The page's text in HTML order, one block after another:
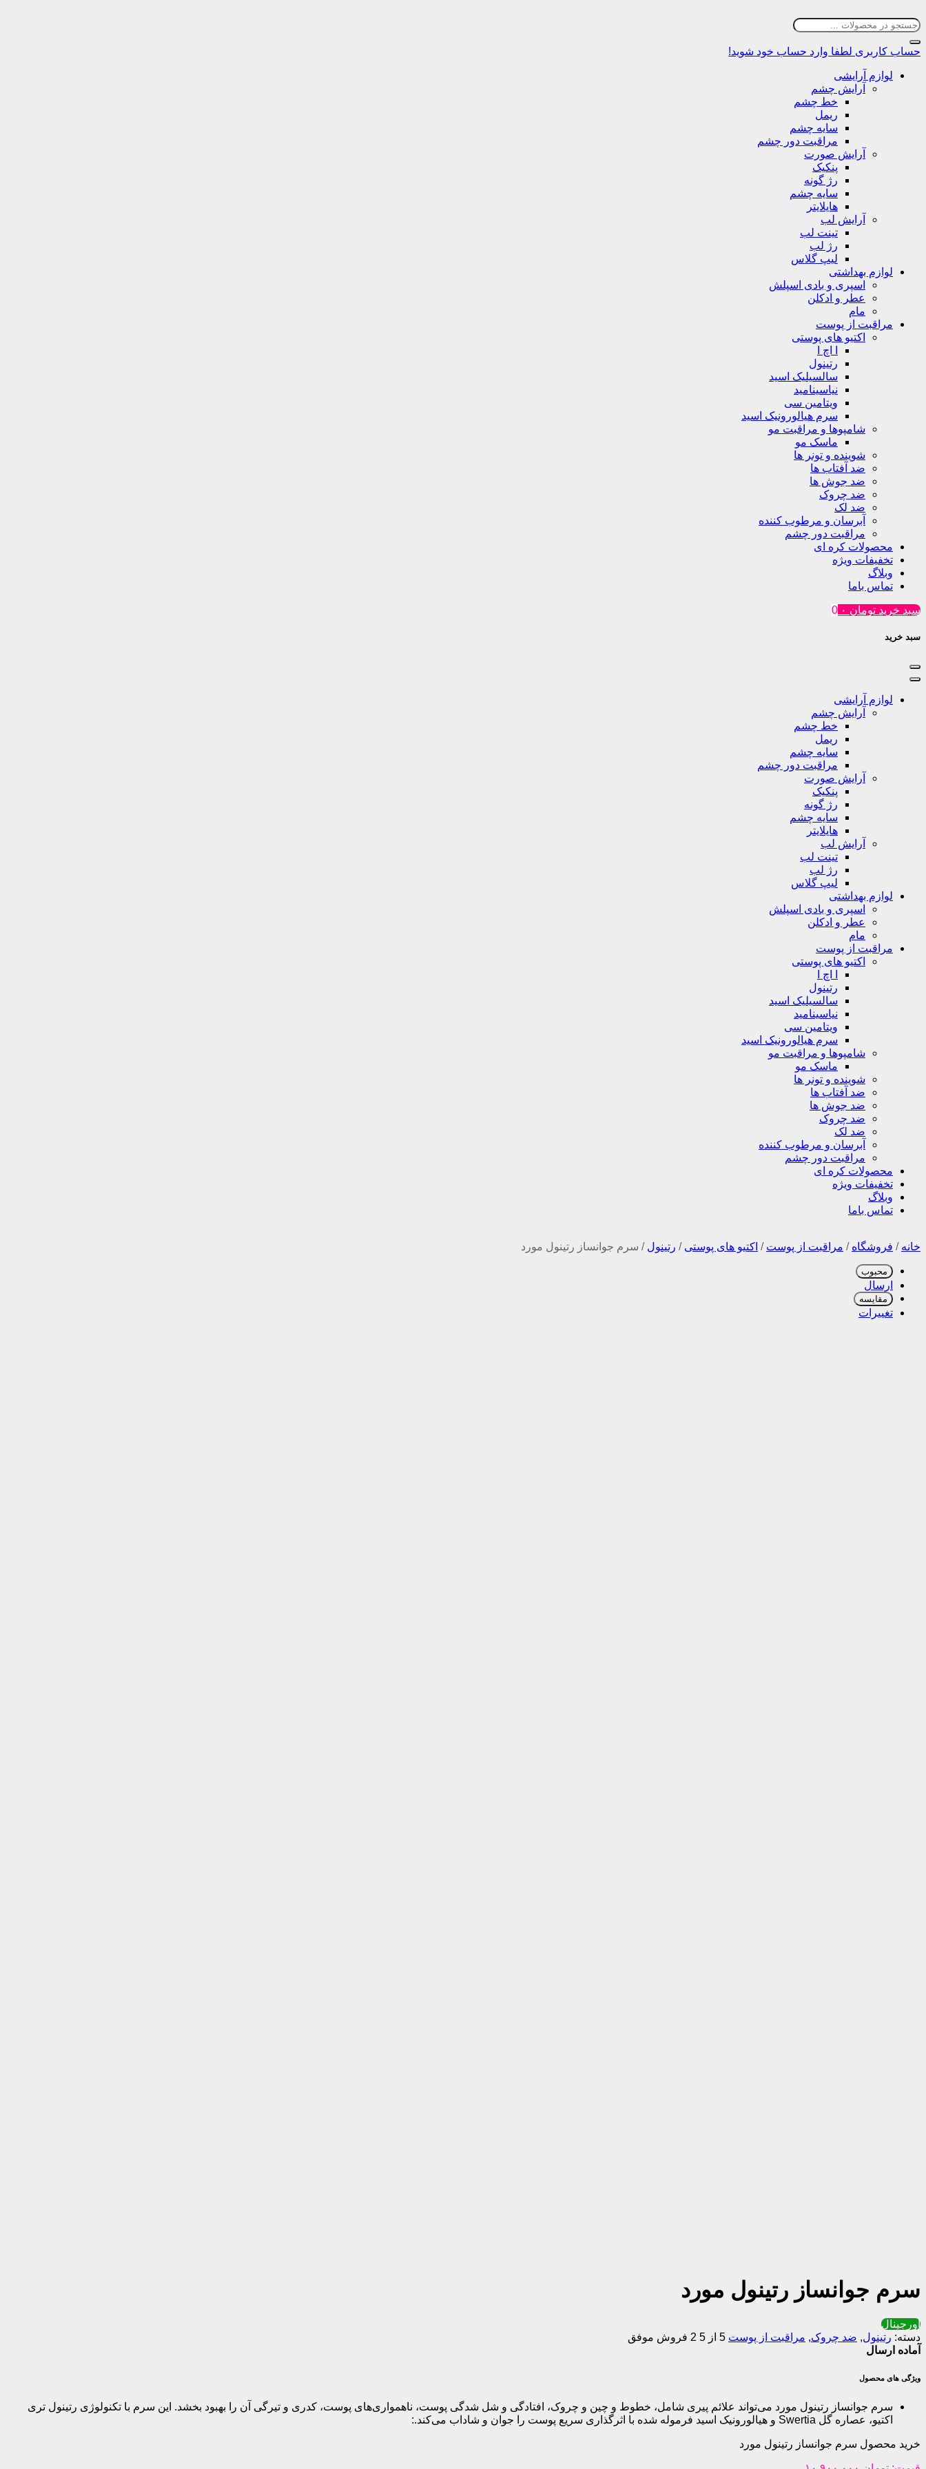
حساب کاربری لطفا وارد حساب خود شوید!
لوازم آرایشی
آرایش چشم
خط چشم
ریمل
سایه چشم
مراقبت دور چشم
آرایش صورت
پنکیک
رژ گونه
سایه چشم
هایلایتر
آرایش لب
تینت لب
رژ لب
لیپ گلاس
لوازم بهداشتی
اسپری و بادی اسپلش
عطر و ادکلن
مام
مراقبت از پوست
اکتیو های پوستی
ا اچ ا
رتینول
سالسیلیک اسید
نیاسینامید
ویتامین سی
سرم هیالورونیک اسید
شامپوها و مراقبت مو
ماسک مو
شوینده و تونر ها
ضد آفتاب ها
ضد جوش ها
ضد چروک
ضد لک
آبرسان و مرطوب کننده
مراقبت دور چشم
محصولات کره ای
تخفیفات ویژه
وبلاگ
تماس باما
سبد خرید تومان 0
سبد خرید
لوازم آرایشی
آرایش چشم
خط چشم
ریمل
سایه چشم
مراقبت دور چشم
آرایش صورت
پنکیک
رژ گونه
سایه چشم
هایلایتر
آرایش لب
تینت لب
رژ لب
لیپ گلاس
لوازم بهداشتی
اسپری و بادی اسپلش
عطر و ادکلن
مام
مراقبت از پوست
اکتیو های پوستی
ا اچ ا
رتینول
سالسیلیک اسید
نیاسینامید
ویتامین سی
سرم هیالورونیک اسید
شامپوها و مراقبت مو
ماسک مو
شوینده و تونر ها
ضد آفتاب ها
ضد جوش ها
ضد چروک
ضد لک
آبرسان و مرطوب کننده
مراقبت دور چشم
محصولات کره ای
تخفیفات ویژه
وبلاگ
تماس باما
خانه / فروشگاه / مراقبت از پوست / اکتیو های پوستی / رتینول / سرم جوانساز رتینول مورد
محبوب
ارسال
مقایسه
تغییرات
سرم جوانساز رتینول مورد
اورجینال
دسته: رتینول, ضد چروک, مراقبت از پوست 5 از 5
2 فروش موفق
آماده ارسال
ویژگی های محصول
سرم جوانساز رتینول مورد می‌تواند علائم پیری شامل، خطوط و چین و چروک، افتادگی و شل شدگی پوست، ناهمواری‌های پوست، کدری و تیرگی آن را بهبود ‌بخشد. این سرم با تکنولوژی رتینول تری
اکتیو، عصاره گل Swertia و هیالورونیک اسید فرموله شده با اثرگذاری سریع پوست را جوان و شاداب می‌کند.:
خرید محصول سرم جوانساز رتینول مورد